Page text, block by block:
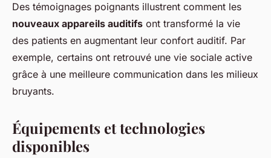
Des témoignages poignants illustrent comment les
nouveaux appareils auditifs ont transformé la vie
des patients en augmentant leur confort auditif. Par
exemple, certains ont retrouvé une vie sociale active
grâce à une meilleure communication dans les milieux
bruyants.
Équipements et technologies
disponibles